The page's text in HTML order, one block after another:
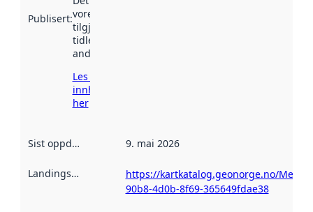
Publisert:vore
tilgjengeleg
tidlegare
andre stader.
Les meir om
innhenting
her
Sist oppdatert 9. mai 2026
Landingsside
https://kartkatalog.geonorge.no/
90b8-4d0b-8f69-365649fdae38